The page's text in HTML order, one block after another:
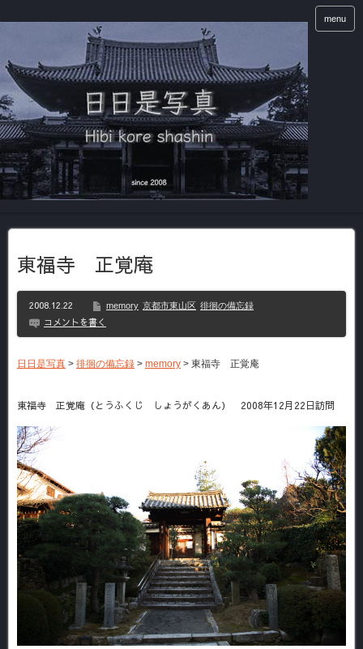
menu
東福寺 正覚庵
2008.12.22 memory 京都市東山区 徘徊の備忘録
コメントを書く
日日是写真 > 徘徊の備忘録 > memory > 東福寺 正覚庵
東福寺 正覚庵（とうふくじ しょうがくあん） 2008年12月22日訪問